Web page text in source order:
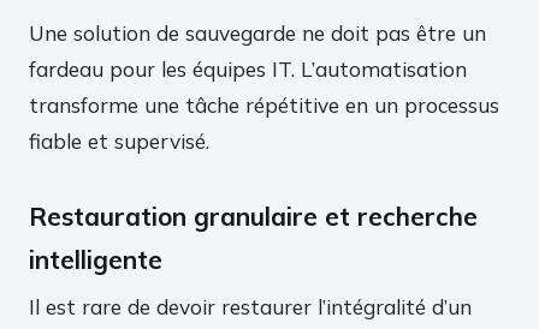
Une solution de sauvegarde ne doit pas être un
fardeau pour les équipes IT. L’automatisation
transforme une tâche répétitive en un processus
fiable et supervisé.
Restauration granulaire et recherche
intelligente
Il est rare de devoir restaurer l’intégralité d’un